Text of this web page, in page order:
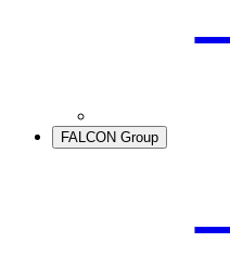
FALCON Group